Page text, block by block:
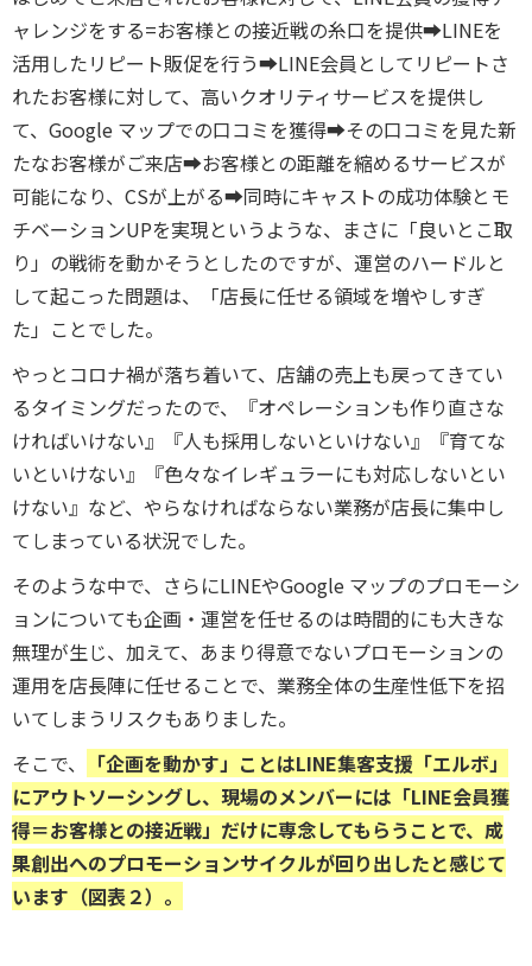
ャレンジをする=お客様との接近戦の糸口を提供➡LINEを
活用したリピート販促を行う➡LINE会員としてリピートさ
れたお客様に対して、高いクオリティサービスを提供し
て、Google マップでの口コミを獲得➡その口コミを見た新
たなお客様がご来店➡お客様との距離を縮めるサービスが
可能になり、CSが上がる➡同時にキャストの成功体験とモ
チベーションUPを実現というような、まさに「良いとこ取
り」の戦術を動かそうとしたのですが、運営のハードルと
して起こった問題は、「店長に任せる領域を増やしすぎ
た」ことでした。
やっとコロナ禍が落ち着いて、店舗の売上も戻ってきてい
るタイミングだったので、『オペレーションも作り直さな
ければいけない』『人も採用しないといけない』『育てな
いといけない』『色々なイレギュラーにも対応しないとい
けない』など、やらなければならない業務が店長に集中し
てしまっている状況でした。
そのような中で、さらにLINEやGoogle マップのプロモーシ
ョンについても企画・運営を任せるのは時間的にも大きな
無理が生じ、加えて、あまり得意でないプロモーションの
運用を店長陣に任せることで、業務全体の生産性低下を招
いてしまうリスクもありました。
そこで、
「企画を動かす」ことはLINE集客支援「エルボ」
にアウトソーシングし、現場のメンバーには「LINE会員獲
得＝お客様との接近戦」だけに専念してもらうことで、成
果創出へのプロモーションサイクルが回り出したと感じて
います（図表２）。